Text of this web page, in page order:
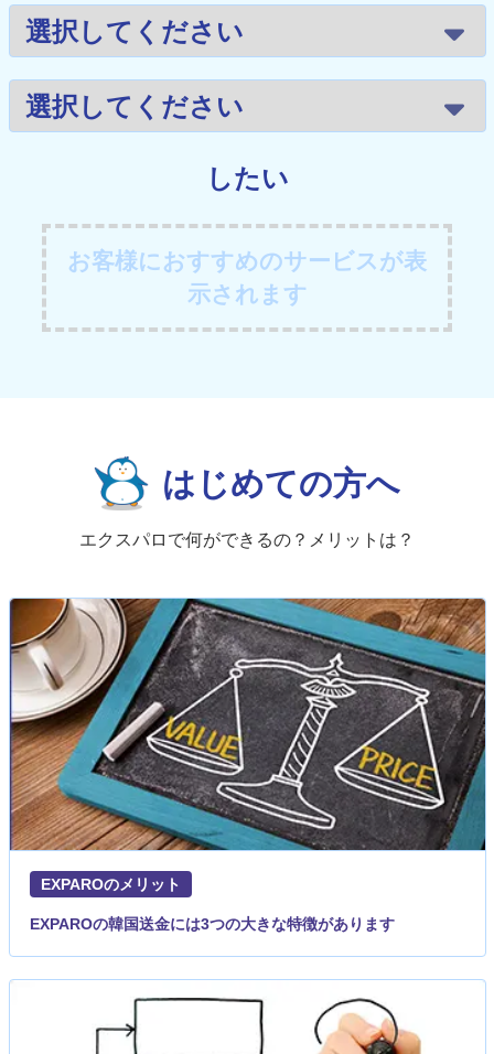
したい
お客様におすすめのサービスが表
示されます
はじめての方へ
エクスパロで何ができるの？メリットは？
EXPAROのメリット
EXPAROの韓国送金には3つの大きな特徴があります